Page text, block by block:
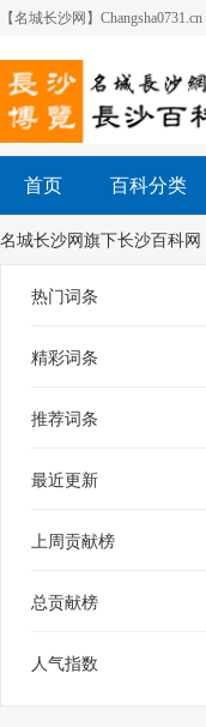
【名城长沙网】Changsha0731.cn
首页 百科分类
名城长沙网旗下长沙百科网
热门词条
精彩词条
推荐词条
最近更新
上周贡献榜
总贡献榜
人气指数